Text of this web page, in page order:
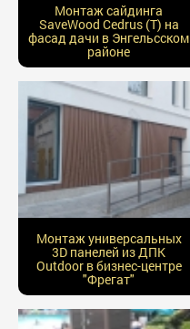
Монтаж сайдинга
SaveWood Cedrus (T) на
фасад дачи в Энгельсском
районе
Монтаж универсальных
3D панелей из ДПК
Outdoor в бизнес-центре
"Фрегат"